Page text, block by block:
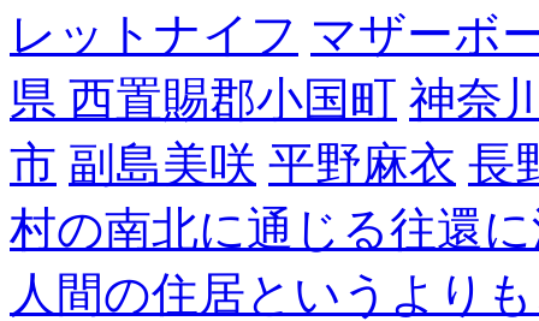
レットナイフ マザーボ
県 西置賜郡小国町 神奈
市 副島美咲 平野麻衣 長
村の南北に通じる往還
人間の住居というより